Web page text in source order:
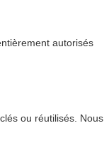
autorisés
ou réutilisés. Nous